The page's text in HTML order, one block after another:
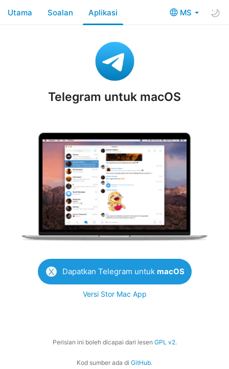
MS
Utama Soalan Aplikasi
Telegram untuk macOS
Dapatkan Telegram untuk macOS
Versi Stor Mac App
Perisian ini boleh dicapai dari lesen GPL v2.
Kod sumber ada di GitHub.